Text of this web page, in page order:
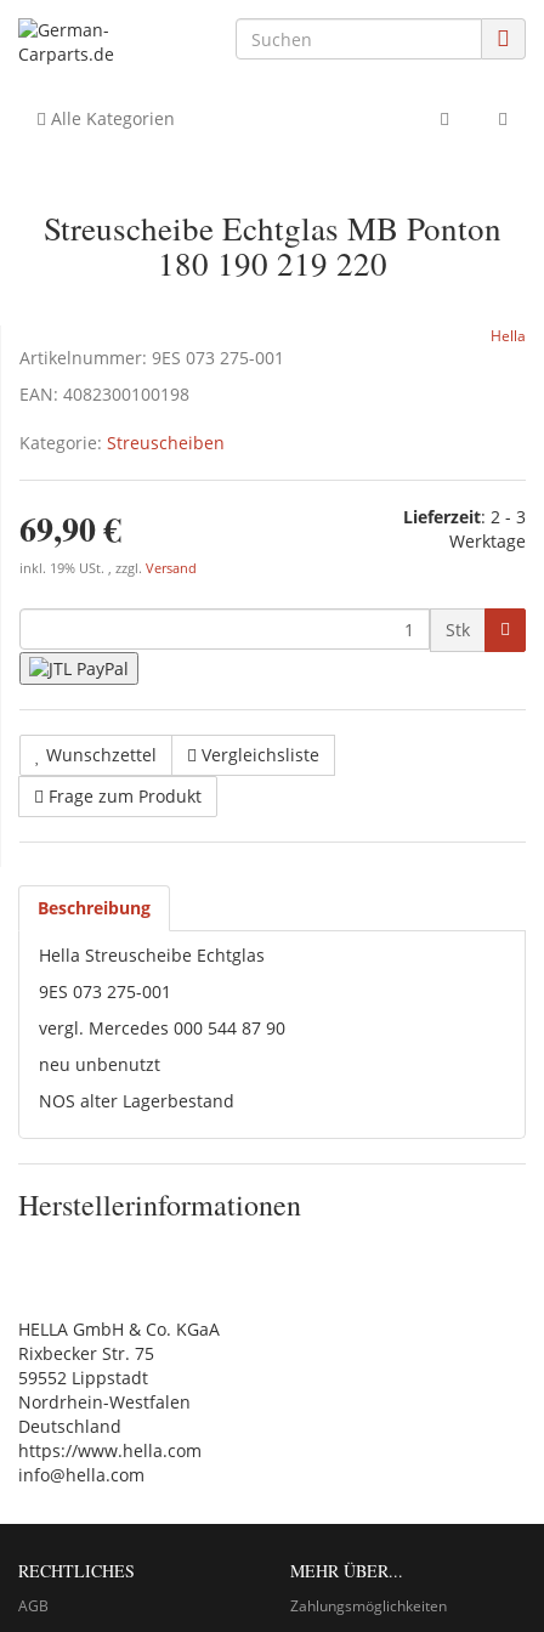
Alle Kategorien
Streuscheibe Echtglas MB Ponton
180 190 219 220
Hella
Artikelnummer: 9ES 073 275-001
EAN: 4082300100198
Kategorie: Streuscheiben
69,90 €
inkl. 19% USt. , zzgl. Versand
Lieferzeit: 2 - 3
Werktage
Stk
Wunschzettel
Vergleichsliste
Frage zum Produkt
Beschreibung
Hella Streuscheibe Echtglas
9ES 073 275-001
vergl. Mercedes 000 544 87 90
neu unbenutzt
NOS alter Lagerbestand
Herstellerinformationen
HELLA GmbH & Co. KGaA
Rixbecker Str. 75
59552 Lippstadt
Nordrhein-Westfalen
Deutschland
https://www.hella.com
info@hella.com
RECHTLICHES
AGB
MEHR ÜBER...
Zahlungsmöglichkeiten